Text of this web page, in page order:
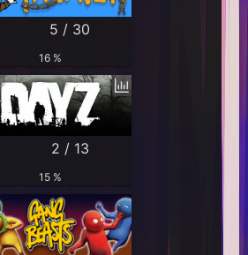
5 / 30
16 %
2 / 13
15 %